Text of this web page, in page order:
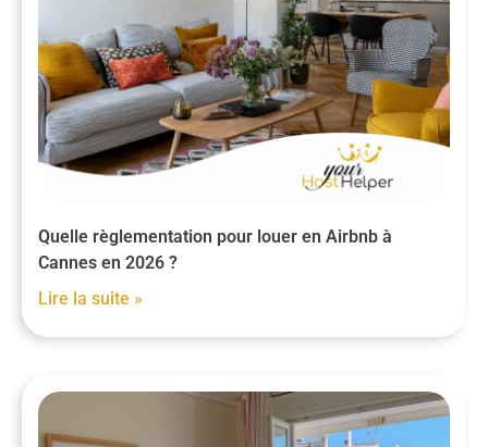
Quelle règlementation pour louer en Airbnb à
Cannes en 2026 ?
Lire la suite »